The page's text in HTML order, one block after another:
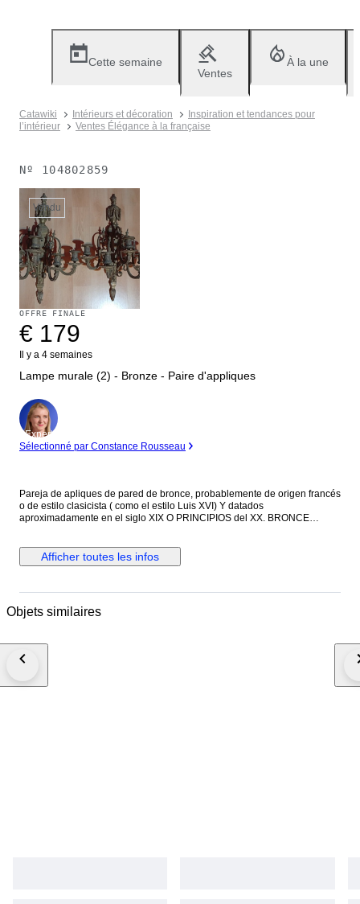
Cette semaine
Ventes
À la une
Catawiki Intérieurs et décoration
Inspiration et tendances pour
l’intérieur
Ventes Élégance à la française
Nº 104802859
Vendu
OFFRE FINALE
€ 179
Il y a 4 semaines
Lampe murale (2) - Bronze - Paire d'appliques
Expert
Sélectionné par Constance Rousseau
Pareja de apliques de pared de bronce, probablemente de origen francés
o de estilo clasicista ( como el estilo Luis XVI) Y datados
aproximadamente en el siglo XIX O PRINCIPIOS del XX. BRONCE
decorados con motivos ornamentales que incluye elementos vegetales y
formas arquitectónicas clásicas. Son piezas diseñadas para ser
espejos ,cuadros o puertas en interiores elegantes.
Afficher toutes les infos
Objets similaires